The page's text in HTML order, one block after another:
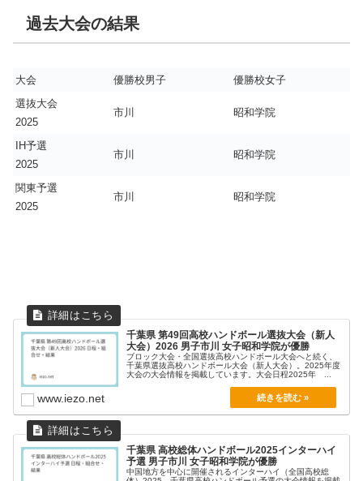
過去大会の結果
大会 優勝校男子
優勝校女子
選抜大会
2025
市川 昭和学院
IH予選
2025
市川 昭和学院
関東予選
2025
市川 昭和学院
千葉県 第49回高校ハンドボール選抜大会（新人
大会）2026 男子市川 女子昭和学院が優勝
ブロック大会・全国選抜高校ハンドボール大会へと続く、
千葉県選抜高校ハンドボール大会（新人大会）。2025年度
大会の大会情報を掲載しています。大会日程2025年 ...
www.iezo.net
千葉県 高校総体ハンドボール2025インターハイ
予選 男子市川 女子昭和学院が優勝
中国地方を中心に開催されるインターハイ（全国高校総